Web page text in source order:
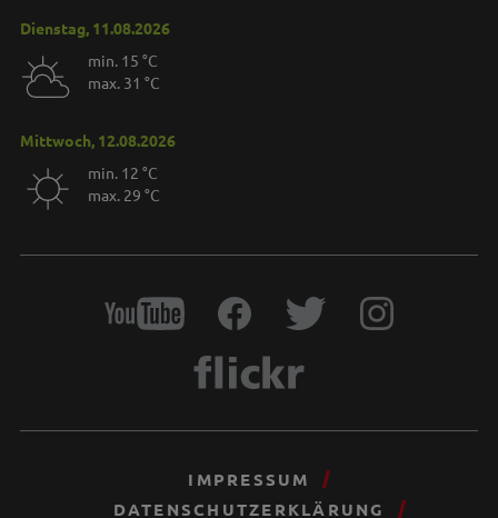
Dienstag, 11.08.2026
min. 15 °C
max. 31 °C
Mittwoch, 12.08.2026
min. 12 °C
max. 29 °C
IMPRESSUM
DATENSCHUTZERKLÄRUNG